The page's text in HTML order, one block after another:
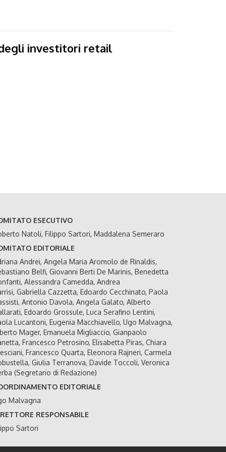
investitori retail
ESECUTIVO
Natoli, Filippo Sartori, Maddalena Semeraro
EDITORIALE
Andrei, Angela Maria Aromolo de Rinaldis,
Belfi, Giovanni Berti De Marinis, Benedetta
Alessandra Camedda, Andrea
Gabriella Cazzetta, Edoardo Cecchinato, Paola
Antonio Davola, Angela Galato, Alberto
Edoardo Grossule, Luca Serafino Lentini,
Lucantoni, Eugenia Macchiavello, Ugo Malvagna,
Mager, Emanuela Migliaccio, Gianpaolo
Francesco Petrosino, Elisabetta Piras, Chiara
Francesco Quarta, Eleonora Rajneri, Carmela
Giulia Terranova, Davide Toccoli, Veronica
(Segretario di Redazione)
EDITORIALE
Malvagna
RESPONSABILE
Sartori